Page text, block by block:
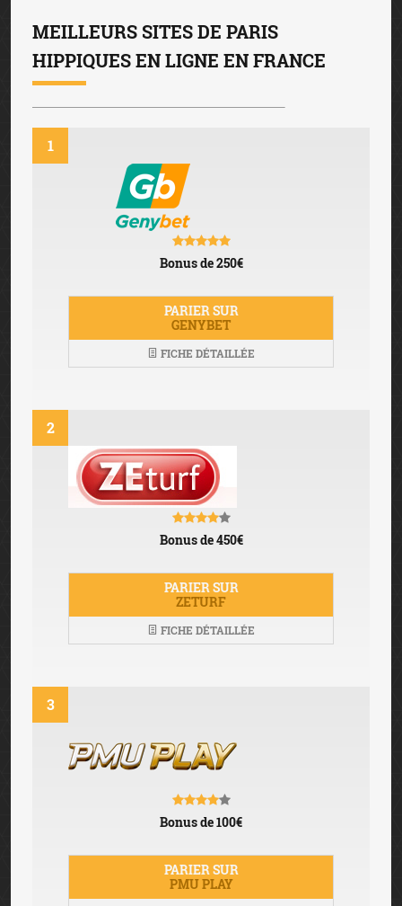
MEILLEURS SITES DE PARIS
HIPPIQUES EN LIGNE EN FRANCE
1
Bonus de 250€
PARIER SUR
GENYBET
FICHE DÉTAILLÉE
2
Bonus de 450€
PARIER SUR
ZETURF
FICHE DÉTAILLÉE
3
Bonus de 100€
PARIER SUR
PMU PLAY